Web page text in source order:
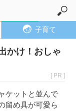
子育て
かけ！おしゃ
[ PR ]
ケットと並んで
留め具が可愛ら